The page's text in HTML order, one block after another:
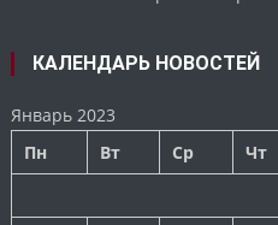
КАЛЕНДАРЬ НОВОСТЕЙ
Январь 2023
Пн
Вт Ср Чт